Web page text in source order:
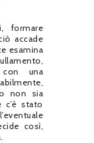
formare
accade
esamina
con una
non sia
stato
così,